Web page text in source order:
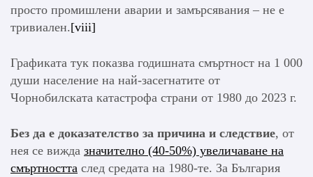
просто промишлени аварии и замърсявания – не е
тривиален.[viii]
Графиката тук показва годишната смъртност на 1 000
души население на най-засегнатите от
Чорнобилската катастрофа страни от 1980 до 2023 г.
Без да е доказателство за причина и следствие, от
нея се вижда значително (40-50%) увеличаване на
смъртността след средата на 1980-те. За България